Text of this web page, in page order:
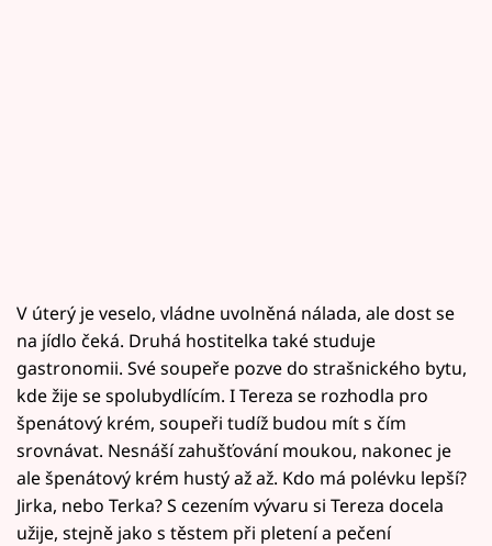
V úterý je veselo, vládne uvolněná nálada, ale dost se
na jídlo čeká. Druhá hostitelka také studuje
gastronomii. Své soupeře pozve do strašnického bytu,
kde žije se spolubydlícím. I Tereza se rozhodla pro
špenátový krém, soupeři tudíž budou mít s čím
srovnávat. Nesnáší zahušťování moukou, nakonec je
ale špenátový krém hustý až až. Kdo má polévku lepší?
Jirka, nebo Terka? S cezením vývaru si Tereza docela
užije, stejně jako s těstem při pletení a pečení